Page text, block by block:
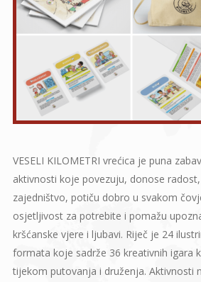
VESELI KILOMETRI vrećica je puna
aktivnosti koje povezuju, donose
zajedništvo, potiču dobro u svakom
osjetljivost za potrebite i pomažu
kršćanske vjere i ljubavi. Riječ je 24
formata koje sadrže 36 kreativnih igara
tijekom putovanja i druženja. Aktivnosti